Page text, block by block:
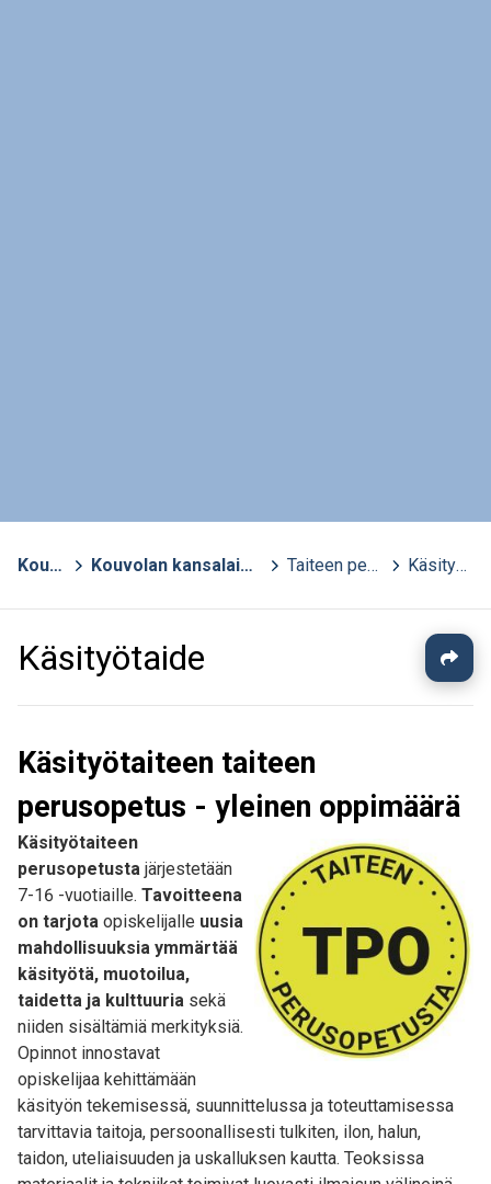
Kouvola Kouvolan kansalaisopisto - aktiivisten opisto Taiteen perusopetus (TPO) Käsityötaide
Käsityötaide
Käsityötaiteen taiteen
perusopetus - yleinen oppimäärä
Käsityötaiteen
perusopetusta järjestetään
7-16 -vuotiaille. Tavoitteena
on tarjota opiskelijalle uusia
mahdollisuuksia ymmärtää
käsityötä, muotoilua,
taidetta ja kulttuuria sekä
niiden sisältämiä merkityksiä.
Opinnot innostavat
opiskelijaa kehittämään
käsityön tekemisessä, suunnittelussa ja toteuttamisessa
tarvittavia taitoja, persoonallisesti tulkiten, ilon, halun,
taidon, uteliaisuuden ja uskalluksen kautta. Teoksissa